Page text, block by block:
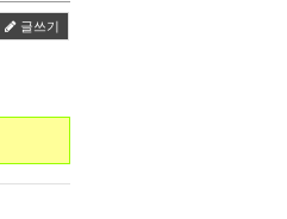
글쓰기